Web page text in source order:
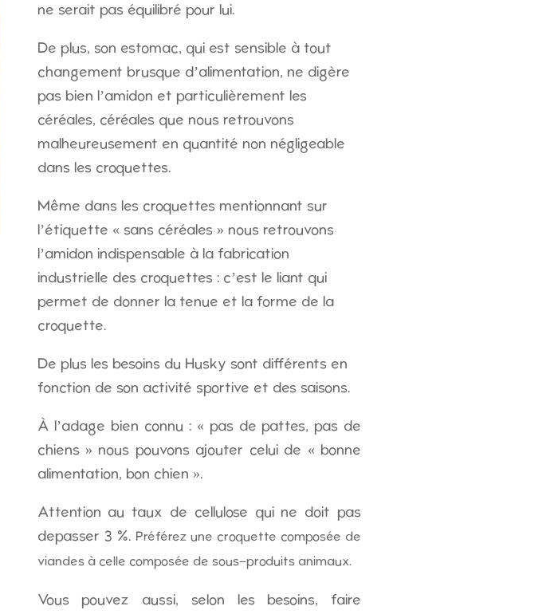
ne serait pas équilibré pour lui.
De plus, son estomac, qui est sensible à tout
changement brusque d’alimentation, ne digère
pas bien l’amidon et particulièrement les
céréales, céréales que nous retrouvons
malheureusement en quantité non négligeable
dans les croquettes.
Même dans les croquettes mentionnant sur
l’étiquette « sans céréales » nous retrouvons
l’amidon indispensable à la fabrication
industrielle des croquettes : c’est le liant qui
permet de donner la tenue et la forme de la
croquette.
De plus les besoins du Husky sont différents en
fonction de son activité sportive et des saisons.
À l’adage bien connu : « pas de pattes, pas de
chiens » nous pouvons ajouter celui de « bonne
alimentation, bon chien ».
Attention au taux de cellulose qui ne doit pas
depasser 3 %. Préférez une croquette composée de
viandes à celle composée de sous-produits animaux.
Vous pouvez aussi, selon les besoins, faire